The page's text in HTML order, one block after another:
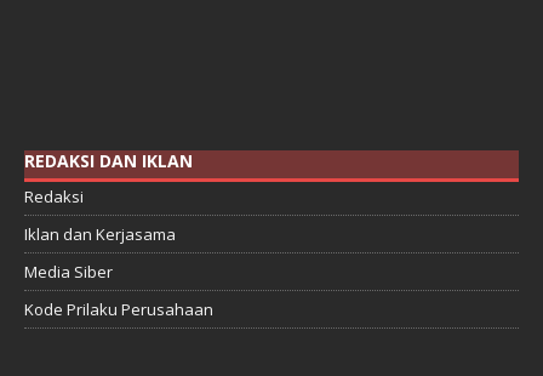
REDAKSI DAN IKLAN
Redaksi
Iklan dan Kerjasama
Media Siber
Kode Prilaku Perusahaan